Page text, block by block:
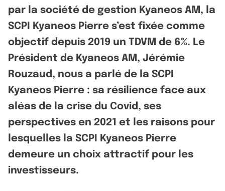
par la société de gestion Kyaneos AM, la
SCPI Kyaneos Pierre s’est fixée comme
objectif depuis 2019 un TDVM de 6%. Le
Président de Kyaneos AM, Jérémie
Rouzaud, nous a parlé de la SCPI
Kyaneos Pierre : sa résilience face aux
aléas de la crise du Covid, ses
perspectives en 2021 et les raisons pour
lesquelles la SCPI Kyaneos Pierre
demeure un choix attractif pour les
investisseurs.